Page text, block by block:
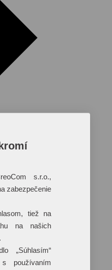
s plnofarebnou
s.r.o.,
zabezpečenie
tiež na
na našich
„Súhlasím“
používaním